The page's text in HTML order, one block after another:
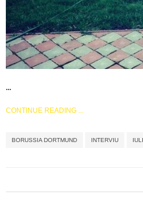
...
CONTINUE READING ...
BORUSSIA DORTMUND INTERVIU